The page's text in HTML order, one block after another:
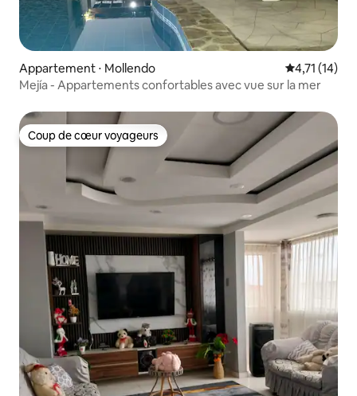
Appartement ⋅ Mollendo Évaluation
4,71 (14)
Mejía - Appartements confortables avec vue sur la mer
Coup de cœur voyageurs
Coup de cœur voyageurs